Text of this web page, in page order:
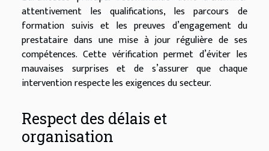
attentivement les qualifications, les parcours de
formation suivis et les preuves d’engagement du
prestataire dans une mise à jour régulière de ses
compétences. Cette vérification permet d’éviter les
mauvaises surprises et de s’assurer que chaque
intervention respecte les exigences du secteur.
Respect des délais et
organisation